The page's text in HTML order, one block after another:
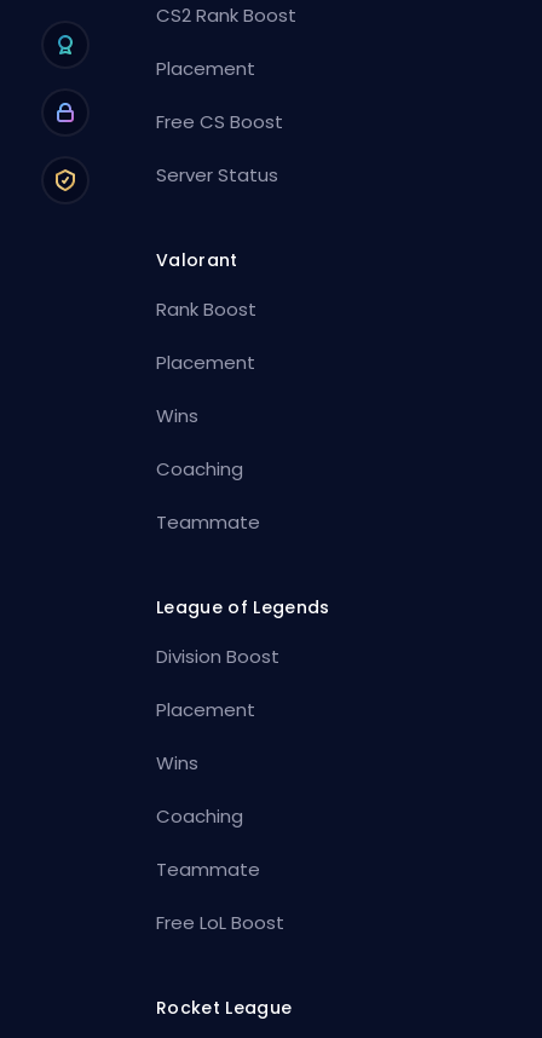
CS2 Rank Boost
Placement
Free CS Boost
Server Status
Valorant
Rank Boost
Placement
Wins
Coaching
Teammate
League of Legends
Division Boost
Placement
Wins
Coaching
Teammate
Free LoL Boost
Rocket League